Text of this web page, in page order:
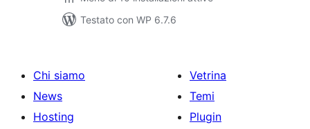
Testato con WP 6.7.6
Chi siamo
News
Hosting
Vetrina
Temi
Plugin